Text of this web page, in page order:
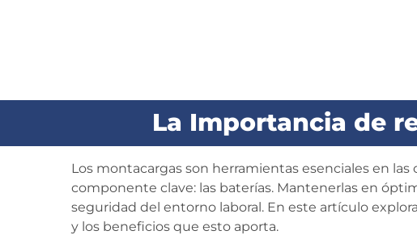
La Importancia de
Los montacargas son herramientas esenciales en
componente clave: las baterías. Mantenerlas en
seguridad del entorno laboral. En este artículo
y los beneficios que esto aporta.